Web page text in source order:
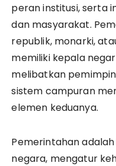
peran institusi, serta
dan masyarakat.
republik, monarki,
memiliki kepala
melibatkan
sistem campuran
elemen keduanya.
Pemerintahan
negara, mengatur